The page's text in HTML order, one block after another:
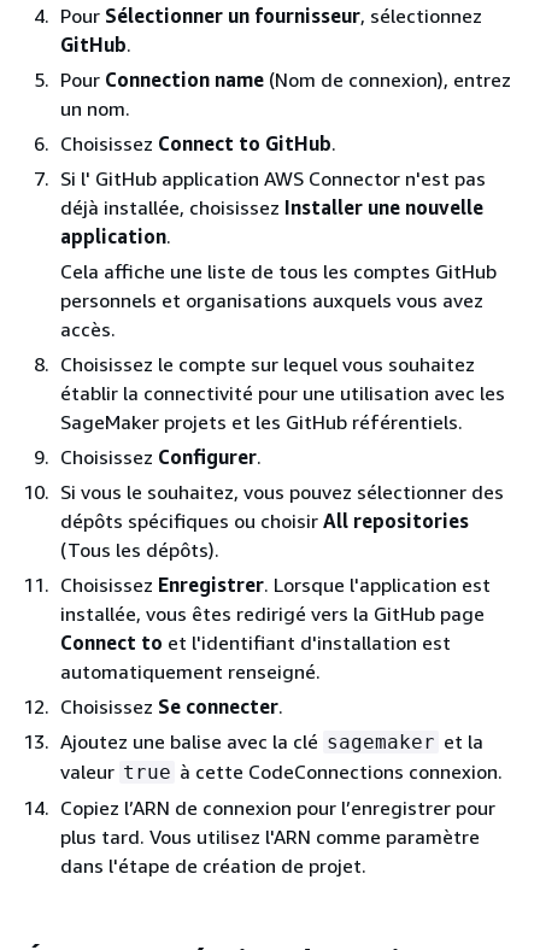
Pour Sélectionner un fournisseur, sélectionnez
GitHub.
Pour Connection name (Nom de connexion), entrez
un nom.
Choisissez Connect to GitHub.
Si l' GitHub application AWS Connector n'est pas
déjà installée, choisissez Installer une nouvelle
application.
Cela affiche une liste de tous les comptes GitHub
personnels et organisations auxquels vous avez
accès.
Choisissez le compte sur lequel vous souhaitez
établir la connectivité pour une utilisation avec les
SageMaker projets et les GitHub référentiels.
Choisissez Configurer.
Si vous le souhaitez, vous pouvez sélectionner des
dépôts spécifiques ou choisir All repositories
(Tous les dépôts).
Choisissez Enregistrer. Lorsque l'application est
installée, vous êtes redirigé vers la GitHub page
Connect to et l'identifiant d'installation est
automatiquement renseigné.
Choisissez Se connecter.
Ajoutez une balise avec la clé sagemaker et la
valeur true à cette CodeConnections connexion.
Copiez l’ARN de connexion pour l’enregistrer pour
plus tard. Vous utilisez l'ARN comme paramètre
dans l'étape de création de projet.